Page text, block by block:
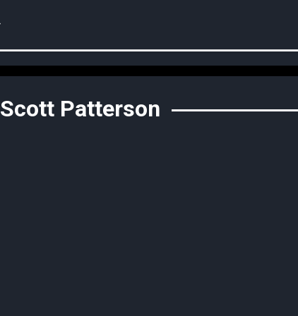
Scott Patterson